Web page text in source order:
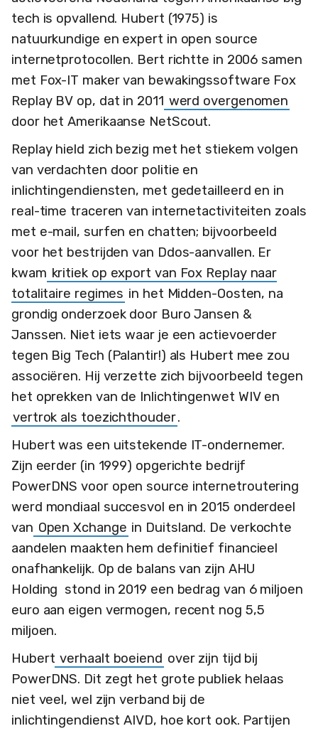
tech is opvallend. Hubert (1975) is
natuurkundige en expert in open source
internetprotocollen. Bert richtte in 2006 samen
met Fox-IT maker van bewakingssoftware Fox
Replay BV op, dat in 2011 werd overgenomen
door het Amerikaanse NetScout.
Replay hield zich bezig met het stiekem volgen
van verdachten door politie en
inlichtingendiensten, met gedetailleerd en in
real-time traceren van internetactiviteiten zoals
met e-mail, surfen en chatten; bijvoorbeeld
voor het bestrijden van Ddos-aanvallen. Er
kwam kritiek op export van Fox Replay naar
totalitaire regimes in het Midden-Oosten, na
grondig onderzoek door Buro Jansen &
Janssen. Niet iets waar je een actievoerder
tegen Big Tech (Palantir!) als Hubert mee zou
associëren. Hij verzette zich bijvoorbeeld tegen
het oprekken van de Inlichtingenwet WIV en
vertrok als toezichthouder.
Hubert was een uitstekende IT-ondernemer.
Zijn eerder (in 1999) opgerichte bedrijf
PowerDNS voor open source internetroutering
werd mondiaal succesvol en in 2015 onderdeel
van Open Xchange in Duitsland. De verkochte
aandelen maakten hem definitief financieel
onafhankelijk. Op de balans van zijn AHU
Holding stond in 2019 een bedrag van 6 miljoen
euro aan eigen vermogen, recent nog 5,5
miljoen.
Hubert verhaalt boeiend over zijn tijd bij
PowerDNS. Dit zegt het grote publiek helaas
niet veel, wel zijn verband bij de
inlichtingendienst AIVD, hoe kort ook. Partijen